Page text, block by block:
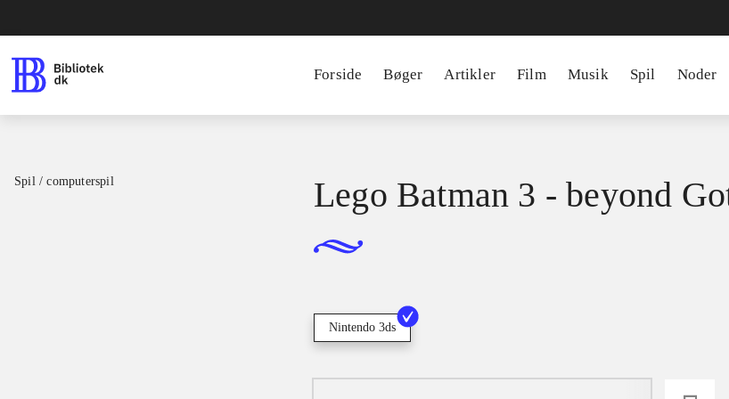
Forside Bøger Artikler Film Musik Spil Noder
Spil / computerspil Lego Batman 3 - beyond
Nintendo 3ds